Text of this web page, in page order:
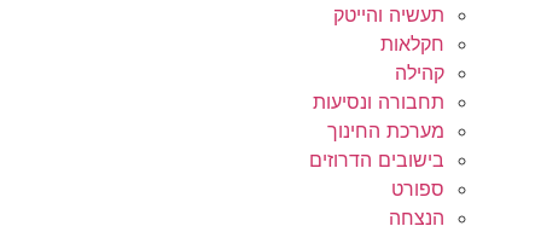
תעשיה והייטק
חקלאות
קהילה
תחבורה ונסיעות
מערכת החינוך
בישובים הדרוזים
ספורט
הנצחה